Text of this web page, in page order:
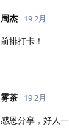
周杰 19 2月
前排打卡！
雾茶 19 2月
感恩分享，好人